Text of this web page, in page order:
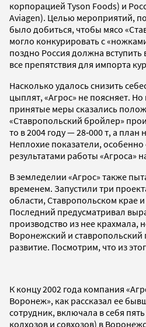
корпорацией Tyson Foods) и
Aviagen). Целью мероприятий,
было добиться, чтобы мясо
могло конкурировать с
поздно Россия должна вступить
все препятствия для импорта
Насколько удалось снизить
цыплят, «Агрос» не поясняет.
принятые меры сказались
«Ставропольский бройлер»
то в 2004 году — 28‑000 т, а план
Неплохие показатели, особенно
результатами работы «Агроса»
В земледелии «Агрос» также
временем. Запустили три
области, Ставропольском крае
Последний предусматривал
производство из нее крахмала,
Воронежский и
развитие. Посмотрим, что из
К концу 2002 года компания
Воронеж», как рассказал ее
сотрудник, включала в себя
колхозов и совхозов) в